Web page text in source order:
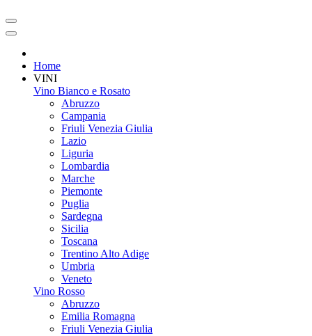
Home
VINI
Vino Bianco e Rosato
Abruzzo
Campania
Friuli Venezia Giulia
Lazio
Liguria
Lombardia
Marche
Piemonte
Puglia
Sardegna
Sicilia
Toscana
Trentino Alto Adige
Umbria
Veneto
Vino Rosso
Abruzzo
Emilia Romagna
Friuli Venezia Giulia